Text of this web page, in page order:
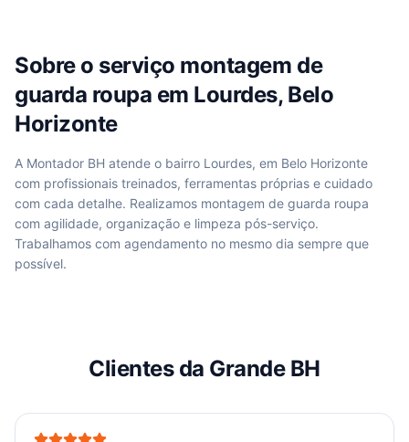
Sobre o serviço montagem de
guarda roupa em Lourdes, Belo
Horizonte
A Montador BH atende o bairro Lourdes, em Belo Horizonte
com profissionais treinados, ferramentas próprias e cuidado
com cada detalhe. Realizamos montagem de guarda roupa
com agilidade, organização e limpeza pós-serviço.
Trabalhamos com agendamento no mesmo dia sempre que
possível.
Clientes da Grande BH